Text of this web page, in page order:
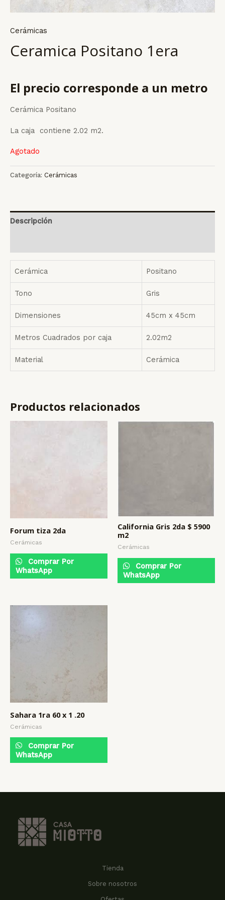
Cerámicas
Ceramica Positano 1era
El precio corresponde a un metro
Cerámica Positano
La caja contiene 2.02 m2.
Agotado
Categoría: Cerámicas
Descripción
Cerámica Positano
Tono Gris
Dimensiones 45cm x 45cm
Metros Cuadrados por caja 2.02m2
Material Cerámica
Productos relacionados
Forum tiza 2da
Cerámicas
Comprar Por
WhatsApp
California Gris 2da $ 5900
m2
Cerámicas
Comprar Por
WhatsApp
Sahara 1ra 60 x 1 .20
Cerámicas
Comprar Por
WhatsApp
Tienda
Sobre nosotros